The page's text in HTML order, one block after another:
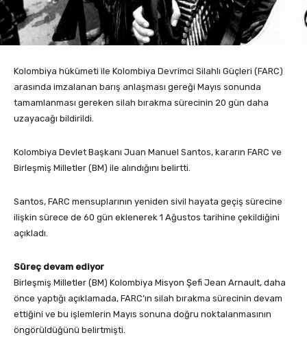
Kolombiya hükümeti ile Kolombiya Devrimci Silahlı Güçleri (FARC)
arasında imzalanan barış anlaşması gereği Mayıs sonunda
tamamlanması gereken silah bırakma sürecinin 20 gün daha
uzayacağı bildirildi.
Kolombiya Devlet Başkanı Juan Manuel Santos, kararın FARC ve
Birleşmiş Milletler (BM) ile alındığını belirtti.
Santos, FARC mensuplarının yeniden sivil hayata geçiş sürecine
ilişkin sürece de 60 gün eklenerek 1 Ağustos tarihine çekildiğini
açıkladı.
Süreç devam ediyor
Birleşmiş Milletler (BM) Kolombiya Misyon Şefi Jean Arnault, daha
önce yaptığı açıklamada, FARC’ın silah bırakma sürecinin devam
ettiğini ve bu işlemlerin Mayıs sonuna doğru noktalanmasının
öngörüldüğünü belirtmişti.